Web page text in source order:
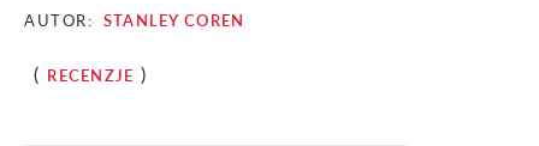
AUTOR: STANLEY COREN
( RECENZJE )